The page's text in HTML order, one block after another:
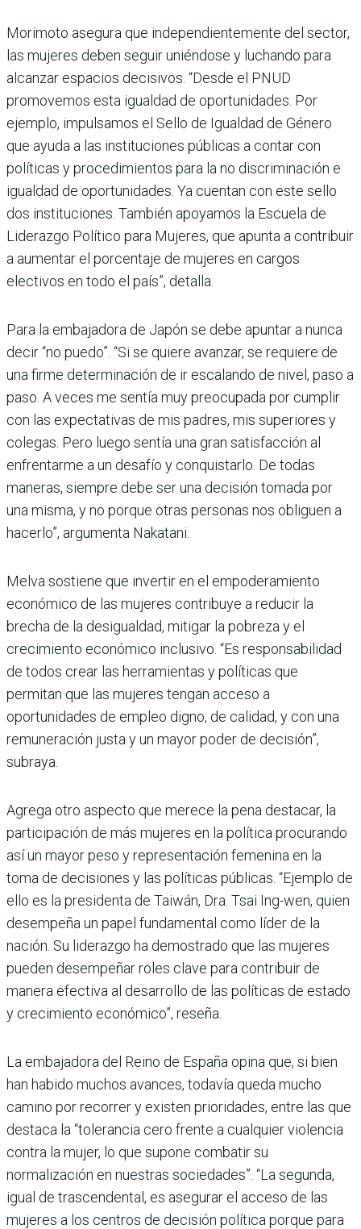
Morimoto asegura que independientemente del sector,
las mujeres deben seguir uniéndose y luchando para
alcanzar espacios decisivos. “Desde el PNUD
promovemos esta igualdad de oportunidades. Por
ejemplo, impulsamos el Sello de Igualdad de Género
que ayuda a las instituciones públicas a contar con
políticas y procedimientos para la no discriminación e
igualdad de oportunidades. Ya cuentan con este sello
dos instituciones. También apoyamos la Escuela de
Liderazgo Político para Mujeres, que apunta a contribuir
a aumentar el porcentaje de mujeres en cargos
electivos en todo el país”, detalla.
Para la embajadora de Japón se debe apuntar a nunca
decir “no puedo”. “Si se quiere avanzar, se requiere de
una firme determinación de ir escalando de nivel, paso a
paso. A veces me sentía muy preocupada por cumplir
con las expectativas de mis padres, mis superiores y
colegas. Pero luego sentía una gran satisfacción al
enfrentarme a un desafío y conquistarlo. De todas
maneras, siempre debe ser una decisión tomada por
una misma, y no porque otras personas nos obliguen a
hacerlo”, argumenta Nakatani.
Melva sostiene que invertir en el empoderamiento
económico de las mujeres contribuye a reducir la
brecha de la desigualdad, mitigar la pobreza y el
crecimiento económico inclusivo. “Es responsabilidad
de todos crear las herramientas y políticas que
permitan que las mujeres tengan acceso a
oportunidades de empleo digno, de calidad, y con una
remuneración justa y un mayor poder de decisión”,
subraya.
Agrega otro aspecto que merece la pena destacar, la
participación de más mujeres en la política procurando
así un mayor peso y representación femenina en la
toma de decisiones y las políticas públicas. “Ejemplo de
ello es la presidenta de Taiwán, Dra. Tsai Ing-wen, quien
desempeña un papel fundamental como líder de la
nación. Su liderazgo ha demostrado que las mujeres
pueden desempeñar roles clave para contribuir de
manera efectiva al desarrollo de las políticas de estado
y crecimiento económico”, reseña.
La embajadora del Reino de España opina que, si bien
han habido muchos avances, todavía queda mucho
camino por recorrer y existen prioridades, entre las que
destaca la “tolerancia cero frente a cualquier violencia
contra la mujer, lo que supone combatir su
normalización en nuestras sociedades”. “La segunda,
igual de trascendental, es asegurar el acceso de las
mujeres a los centros de decisión política porque para